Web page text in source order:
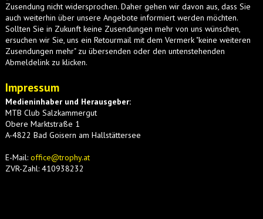
Zusendung nicht widersprochen. Daher gehen wir davon aus, dass Sie
auch weiterhin über unsere Angebote informiert werden möchten.
Sollten Sie in Zukunft keine Zusendungen mehr von uns wünschen,
ersuchen wir Sie, uns ein Retourmail mit dem Vermerk "keine weiteren
Zusendungen mehr" zu übersenden oder den untenstehenden
Abmeldelink zu klicken.
Impressum
Medieninhaber und Herausgeber:
MTB Club Salzkammergut
Obere Marktstraße 1
A-4822 Bad Goisern am Hallstättersee
E-Mail: office@trophy.at
ZVR-Zahl: 410938232